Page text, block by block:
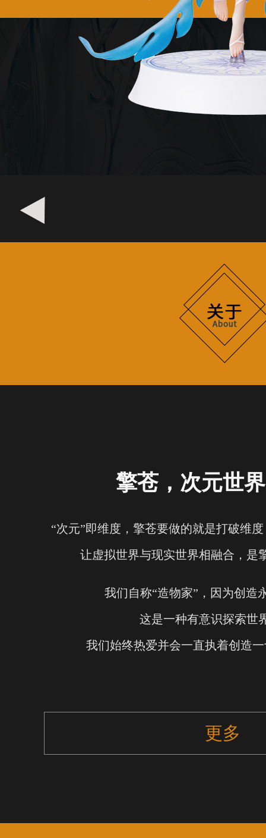
擎苍，次元世
“次元”即维度，擎苍要做的就是打破维
让虚拟世界与现实世界相融合，是
我们自称“造物家”，因为创造
这是一种有意识探索世
我们始终热爱并会一直执着创造
更多